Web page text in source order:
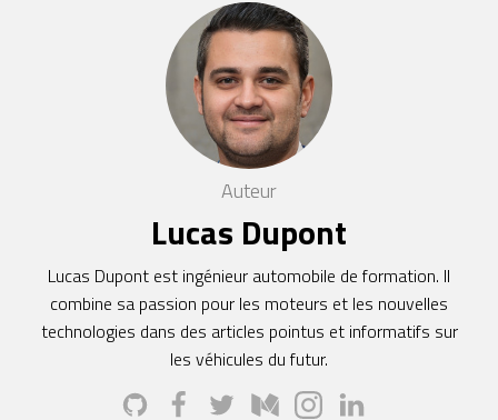
Auteur
Lucas Dupont
Lucas Dupont est ingénieur automobile de formation. Il
combine sa passion pour les moteurs et les nouvelles
technologies dans des articles pointus et informatifs sur
les véhicules du futur.